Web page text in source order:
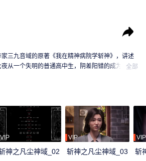
三九音域的原著《我在精神病院学斩神》，讲述
从一个失明的普通高中生，阴差阳错的成为保护
全部
VIP
神之凡尘神域_02
VIP
斩神之凡尘神域_03
VIP
斩